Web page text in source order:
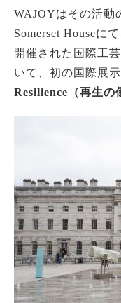
WAJOYはその活動
Somerset Houseに
開催された国際工
いて、初の国際展
Resilience（再生の